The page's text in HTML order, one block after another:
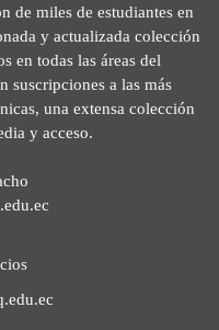
de miles de estudiantes en
y actualizada colección
en todas las áreas del
suscripciones a las más
una extensa colección
y acceso.